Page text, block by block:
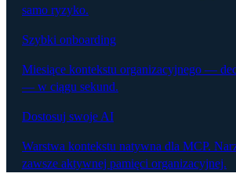
samo ryzyko.
Szybki onboarding
Miesiące kontekstu organizacyjnego —
— w ciągu sekund.
Dostosuj swoje AI
Warstwa kontekstu natywna dla MCP.
zawsze aktywnej pamięci organizacyjnej.